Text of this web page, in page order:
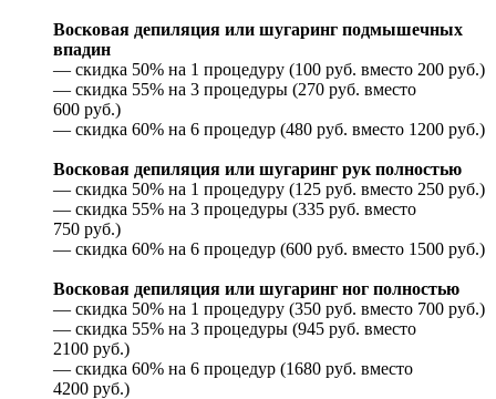
Восковая депиляция или шугаринг подмышечных
впадин
— скидка 50% на 1 процедуру (100 руб. вместо 200 руб.)
— скидка 55% на 3 процедуры (270 руб. вместо
600 руб.)
— скидка 60% на 6 процедур (480 руб. вместо 1200 руб.)
Восковая депиляция или шугаринг рук полностью
— скидка 50% на 1 процедуру (125 руб. вместо 250 руб.)
— скидка 55% на 3 процедуры (335 руб. вместо
750 руб.)
— скидка 60% на 6 процедур (600 руб. вместо 1500 руб.)
Восковая депиляция или шугаринг ног полностью
— скидка 50% на 1 процедуру (350 руб. вместо 700 руб.)
— скидка 55% на 3 процедуры (945 руб. вместо
2100 руб.)
— скидка 60% на 6 процедур (1680 руб. вместо
4200 руб.)